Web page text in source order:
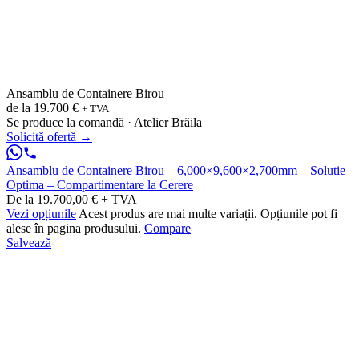
Ansamblu de Containere Birou
de la 19.700 € + TVA
Se produce la comandă · Atelier Brăila
Solicită ofertă →
Ansamblu de Containere Birou – 6,000×9,600×2,700mm – Solutie
Optima – Compartimentare la Cerere
De la 19.700,00 € + TVA
Vezi opțiunile Acest produs are mai multe variații. Opțiunile pot fi
alese în pagina produsului. Compare
Salvează